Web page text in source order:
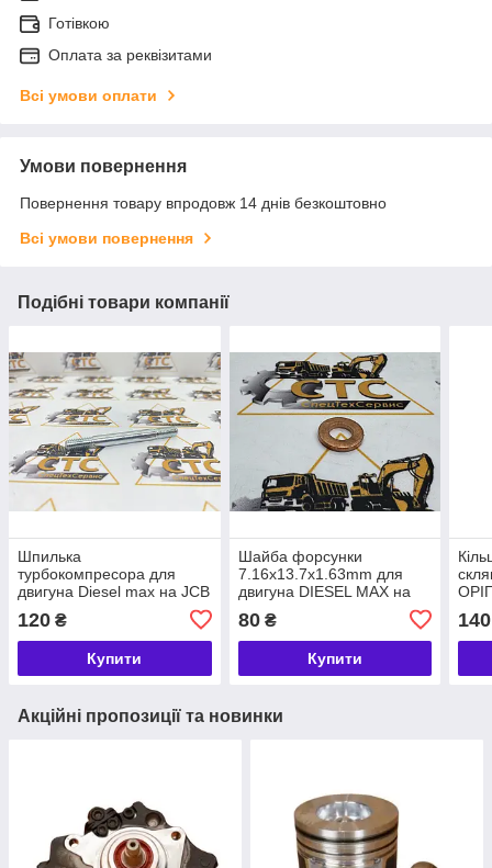
Готівкою
Оплата за реквізитами
Всі умови оплати
Умови повернення
Повернення товару впродовж 14 днів безкоштовно
Всі умови повернення
Подібні товари компанії
Шпилька
турбокомпресора для
двигуна Diesel max на JCB
120 ₴
Купити
Шайба форсунки
7.16х13.7х1.63mm для
двигуна DIESEL MAX на
80₴
Купити
140
Акційні пропозиції та новинки